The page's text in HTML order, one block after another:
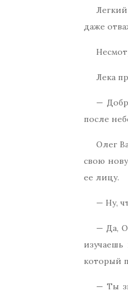
даже
Лека
—
после
Олег
свою
ее лицу.
— Ну,
— Да,
который
— Ты